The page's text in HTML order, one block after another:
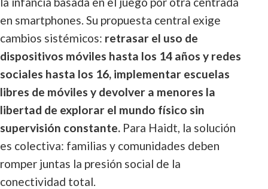
en smartphones. Su propuesta central exige
cambios sistémicos: retrasar el uso de
dispositivos móviles hasta los 14 años y redes
sociales hasta los 16, implementar escuelas
libres de móviles y devolver a menores la
libertad de explorar el mundo físico sin
supervisión constante. Para Haidt, la solución
es colectiva: familias y comunidades deben
romper juntas la presión social de la
conectividad total.